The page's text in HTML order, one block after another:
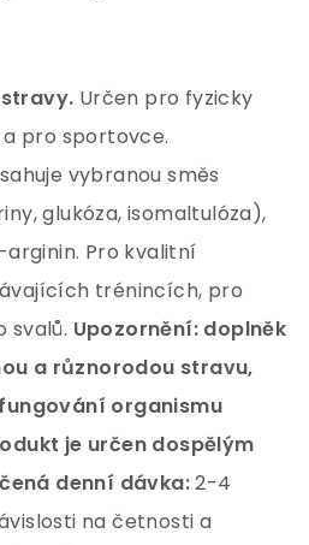
stravy. Určen pro fyzicky
pro sportovce.
vybranou směs
glukóza, isomaltulóza),
Pro kvalitní
trénincích, pro
svalů. Upozornění: doplněk
a různorodou stravu,
organismu
je určen dospělým
denní dávka:2-4
na četnosti a